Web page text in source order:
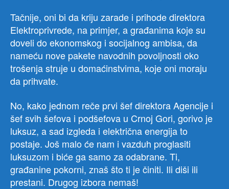
Tačnije, oni bi da kriju zarade i prihode direktora
Elektroprivrede, na primjer, a građanima koje su
doveli do ekonomskog i socijalnog ambisa, da
nameću nove pakete navodnih povoljnosti oko
trošenja struje u domaćinstvima, koje oni moraju
da prihvate.
No, kako jednom reče prvi šef direktora Agencije i
šef svih šefova i podšefova u Crnoj Gori, gorivo je
luksuz, a sad izgleda i električna energija to
postaje. Još malo će nam i vazduh proglasiti
luksuzom i biće ga samo za odabrane. Ti,
građanine pokorni, znaš što ti je činiti. Ili diši ili
prestani. Drugog izbora nemaš!